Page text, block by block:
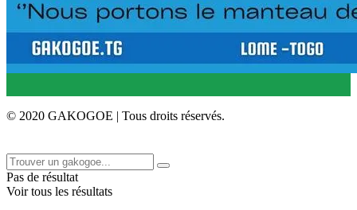
© 2020 GAKOGOE | Tous droits réservés.
Pas de résultat
Voir tous les résultats